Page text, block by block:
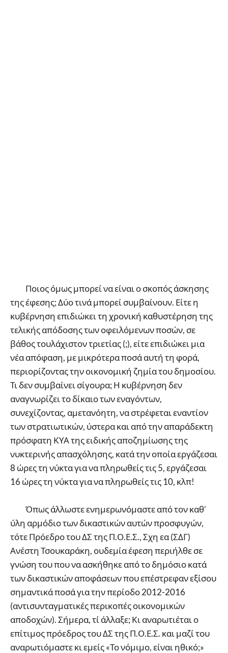
Ποιος όμως μπορεί να είναι ο σκοπός άσκησης
της έφεσης; Δύο τινά μπορεί συμβαίνουν. Είτε η
κυβέρνηση επιδιώκει τη χρονική καθυστέρηση της
τελικής απόδοσης των οφειλόμενων ποσών, σε
βάθος τουλάχιστον τριετίας (;), είτε επιδιώκει μια
νέα απόφαση, με μικρότερα ποσά αυτή τη φορά,
περιορίζοντας την οικονομική ζημία του δημοσίου.
Τι δεν συμβαίνει σίγουρα; Η κυβέρνηση δεν
αναγνωρίζει το δίκαιο των εναγόντων,
συνεχίζοντας, αμετανόητη, να στρέφεται εναντίον
των στρατιωτικών, ύστερα και από την απαράδεκτη
πρόσφατη ΚΥΑ της ειδικής αποζημίωσης της
νυκτερινής απασχόλησης, κατά την οποία εργάζεσαι
8 ώρες τη νύκτα για να πληρωθείς τις 5, εργάζεσαι
16 ώρες τη νύκτα για να πληρωθείς τις 10, κλπ!
Όπως άλλωστε ενημερωνόμαστε από τον καθ’
ύλη αρμόδιο των δικαστικών αυτών προσφυγών,
τότε Πρόεδρο του ΔΣ της Π.Ο.Ε.Σ., Σχη εα (ΣΔΓ)
Ανέστη Τσουκαράκη, ουδεμία έφεση περιήλθε σε
γνώση του που να ασκήθηκε από το δημόσιο κατά
των δικαστικών αποφάσεων που επέστρεφαν εξίσου
σημαντικά ποσά για την περίοδο 2012-2016
(αντισυνταγματικές περικοπές οικονομικών
αποδοχών). Σήμερα, τί άλλαξε; Κι αναρωτιέται ο
επίτιμος πρόεδρος του ΔΣ της Π.Ο.Ε.Σ. και μαζί του
αναρωτιόμαστε κι εμείς «Το νόμιμο, είναι ηθικό;»